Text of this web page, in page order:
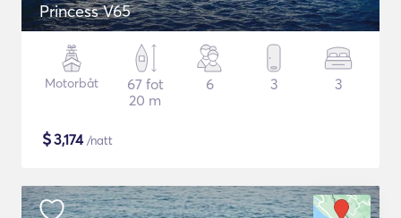
Princess V65
Motorbåt
67 fot
20 m
6 3 3
$3,174/natt